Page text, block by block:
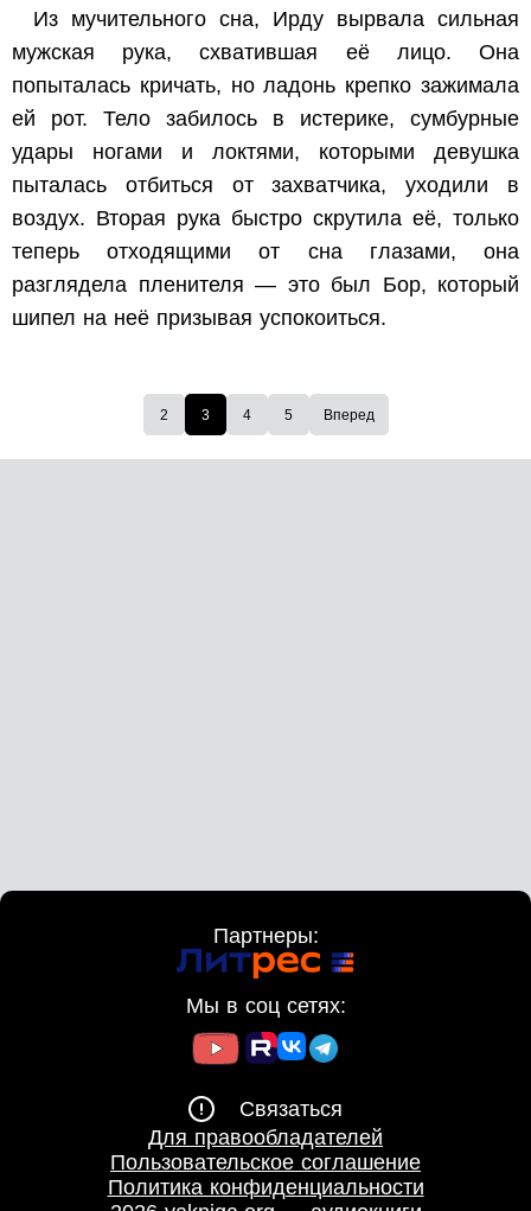
Из мучительного сна, Ирду вырвала сильная
мужская рука, схватившая её лицо. Она
попыталась кричать, но ладонь крепко зажимала
ей рот. Тело забилось в истерике, сумбурные
удары ногами и локтями, которыми девушка
пыталась отбиться от захватчика, уходили в
воздух. Вторая рука быстро скрутила её, только
теперь отходящими от сна глазами, она
разглядела пленителя — это был Бор, который
шипел на неё призывая успокоиться.
2 3 4 5 Вперед
Партнеры:
Мы в соц сетях:
Связаться
Для правообладателей
Пользовательское соглашение
Политика конфиденциальности